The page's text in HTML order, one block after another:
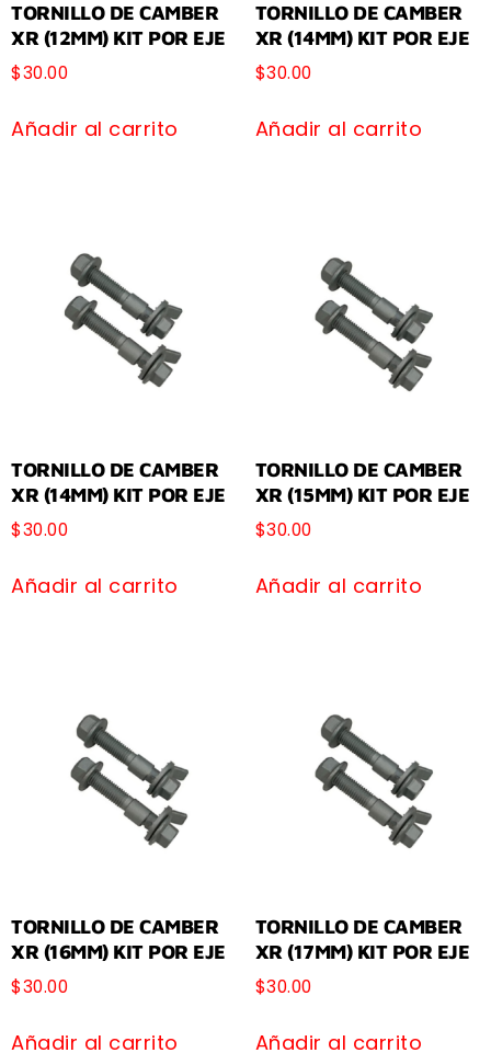
TORNILLO DE CAMBER
XR (12MM) KIT POR EJE
$30.00
Añadir al carrito
TORNILLO DE CAMBER
XR (14MM) KIT POR EJE
$30.00
Añadir al carrito
TORNILLO DE CAMBER
XR (14MM) KIT POR EJE
$30.00
Añadir al carrito
TORNILLO DE CAMBER
XR (15MM) KIT POR EJE
$30.00
Añadir al carrito
TORNILLO DE CAMBER
XR (16MM) KIT POR EJE
$30.00
Añadir al carrito
TORNILLO DE CAMBER
XR (17MM) KIT POR EJE
$30.00
Añadir al carrito